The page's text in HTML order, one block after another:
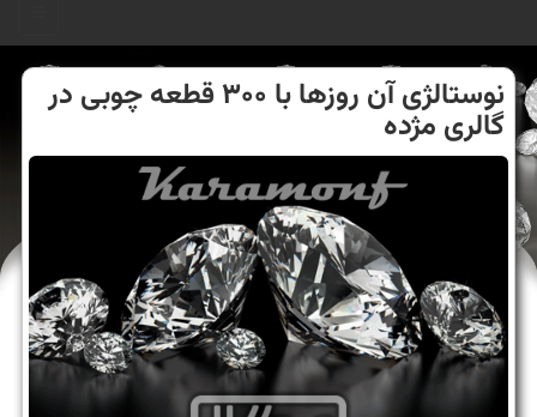
نوستالژی آن روزها با ۳۰۰ قطعه چوبی در
گالری مژده